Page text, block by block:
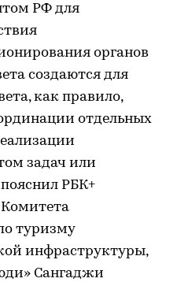
РФ для
органов
создаются для
как правило,
отдельных
задач или
РБК+
туризму
инфраструктуры,
Сангаджи